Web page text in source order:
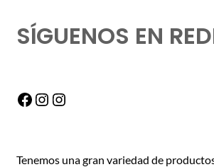
SÍGUENOS EN
Facebook
Instagram
Instagram
Tenemos una gran variedad de